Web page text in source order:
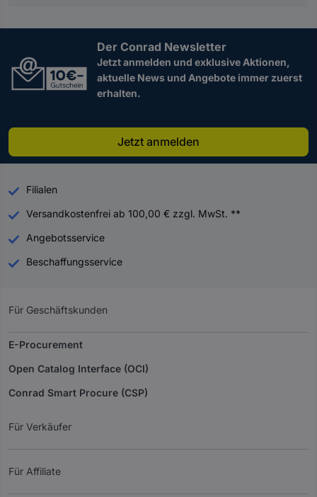
Der Conrad Newsletter
Jetzt anmelden und exklusive Aktionen,
aktuelle News und Angebote immer zuerst
erhalten.
Jetzt anmelden
Filialen
Versandkostenfrei ab 100,00 € zzgl. MwSt. **
Angebotsservice
Beschaffungsservice
Für Geschäftskunden
E-Procurement
Open Catalog Interface (OCI)
Conrad Smart Procure (CSP)
Für Verkäufer
Für Affiliate